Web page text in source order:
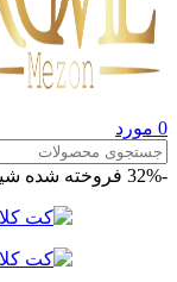
0 مورد
-32% فروخته شده